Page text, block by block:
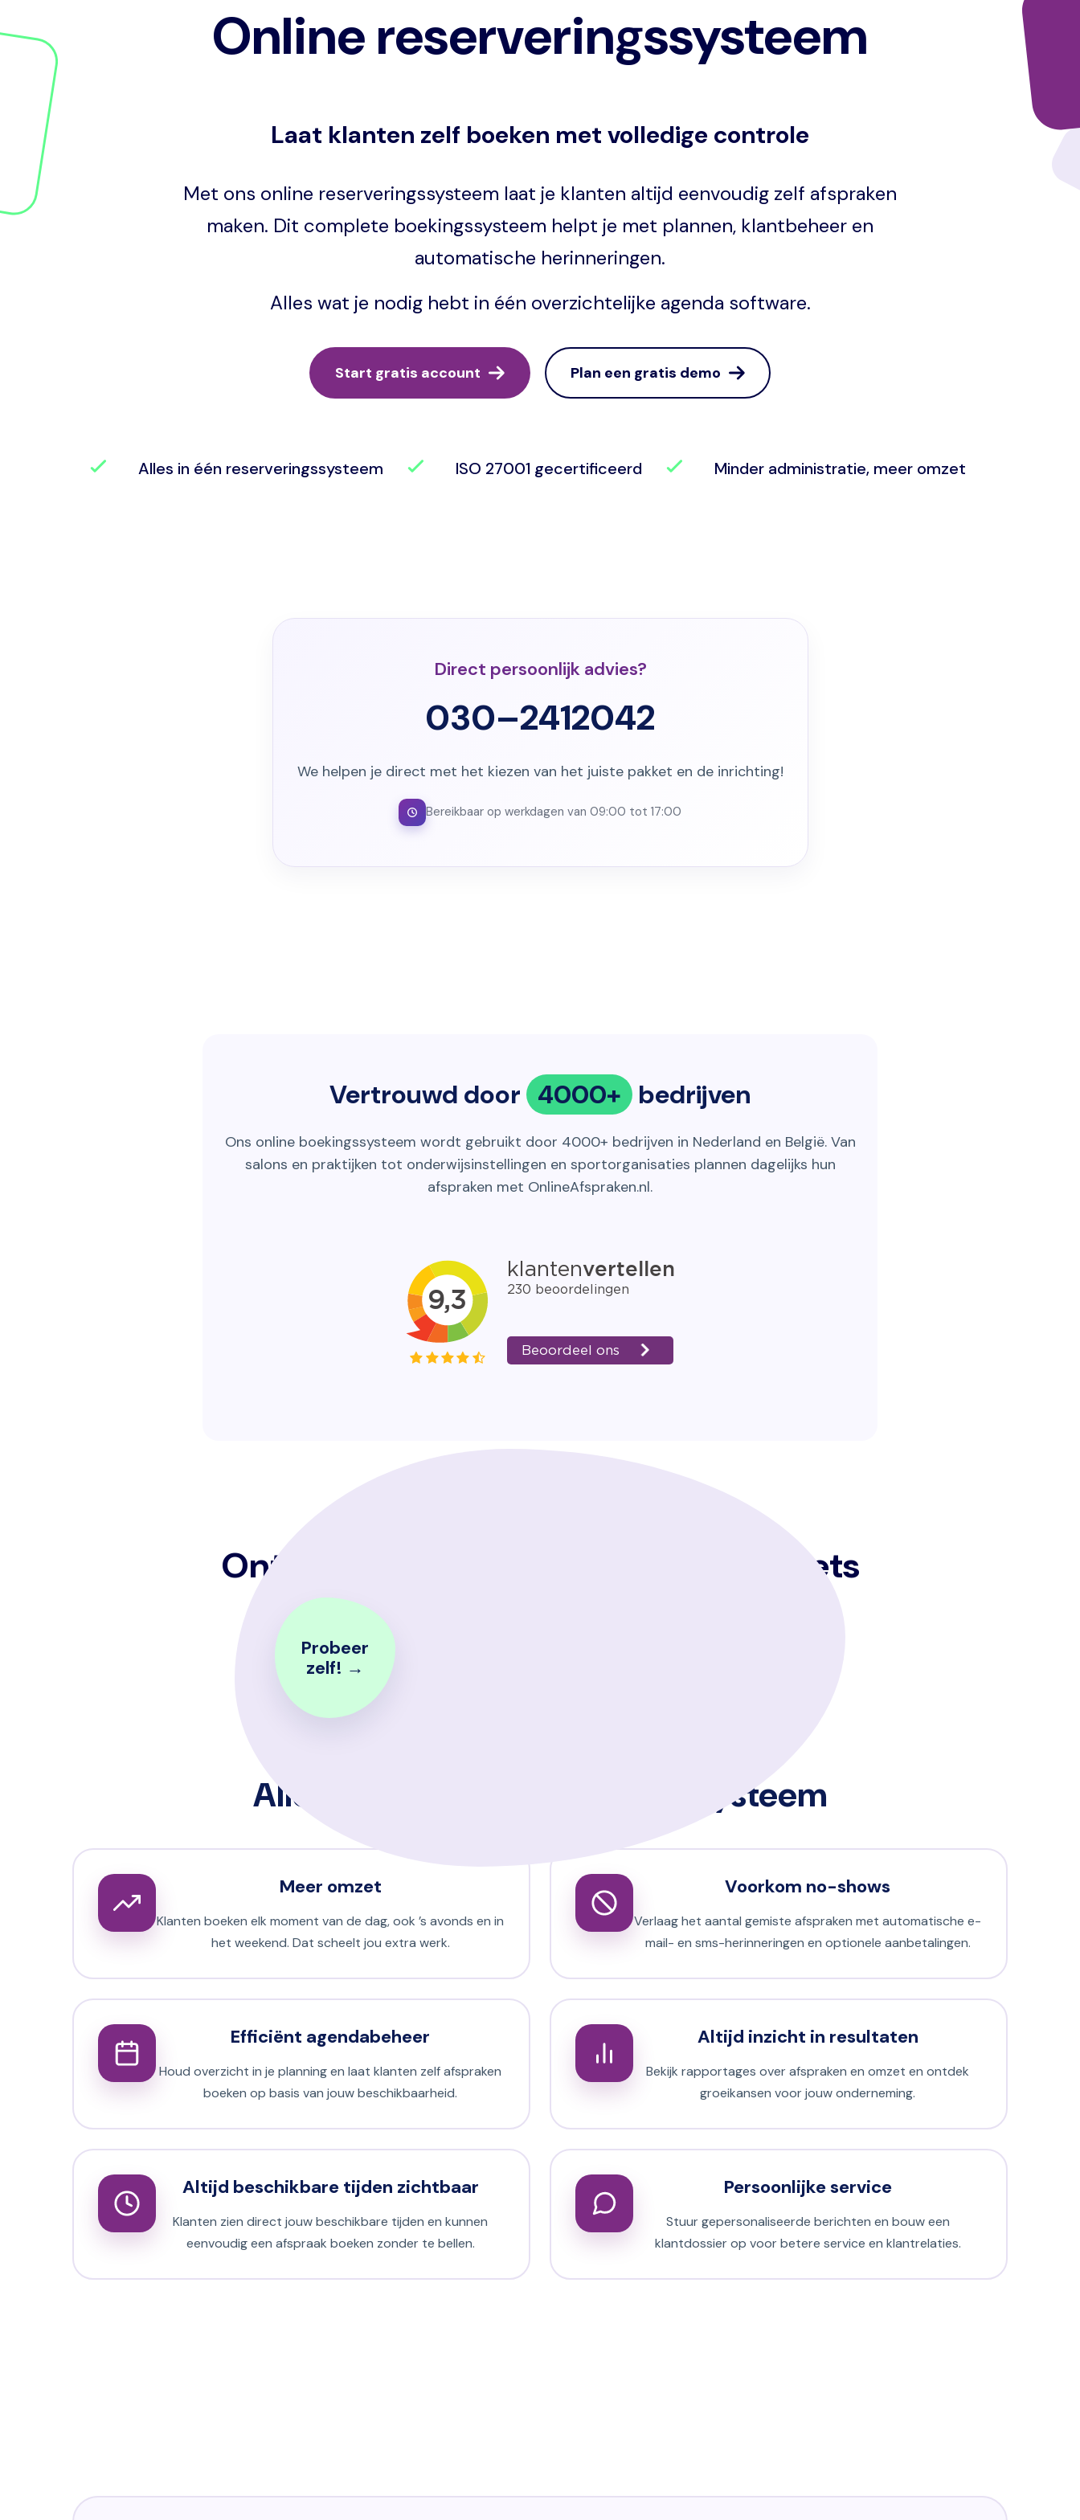
Online reserveringssysteem
Laat klanten zelf boeken met volledige controle
Met ons online reserveringssysteem laat je klanten altijd eenvoudig zelf afspraken
maken. Dit complete boekingssysteem helpt je met plannen, klantbeheer en
automatische herinneringen.
Alles wat je nodig hebt in één overzichtelijke agenda software.
Start gratis account Plan een gratis demo
Alles in één reserveringssysteem ISO 27001 gecertificeerd Minder administratie, meer omzet
Direct persoonlijk advies?
030–2412042
We helpen je direct met het kiezen van het juiste pakket en de inrichting!
Bereikbaar op werkdagen van 09:00 tot 17:00
Vertrouwd door 4000+ bedrijven
Ons online boekingssysteem wordt gebruikt door 4000+ bedrijven in Nederland en België. Van
salons en praktijken tot onderwijsinstellingen en sportorganisaties plannen dagelijks hun
afspraken met OnlineAfspraken.nl.
Ontdek onze moderne boekingswidgets
Probeer
zelf! →
Alles voor jouw bedrijf in één systeem
Meer omzet
Klanten boeken elk moment van de dag, ook ’s avonds en in
het weekend. Dat scheelt jou extra werk.
Voorkom no-shows
Verlaag het aantal gemiste afspraken met automatische e-
mail- en sms-herinneringen en optionele aanbetalingen.
Efficiënt agendabeheer
Houd overzicht in je planning en laat klanten zelf afspraken
boeken op basis van jouw beschikbaarheid.
Altijd inzicht in resultaten
Bekijk rapportages over afspraken en omzet en ontdek
groeikansen voor jouw onderneming.
Altijd beschikbare tijden zichtbaar
Klanten zien direct jouw beschikbare tijden en kunnen
eenvoudig een afspraak boeken zonder te bellen.
Persoonlijke service
Stuur gepersonaliseerde berichten en bouw een
klantdossier op voor betere service en klantrelaties.